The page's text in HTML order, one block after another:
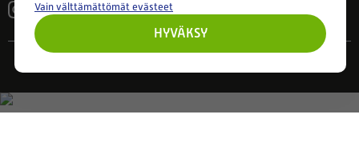
Vain välttämättömät evästeet
HYVÄKSY